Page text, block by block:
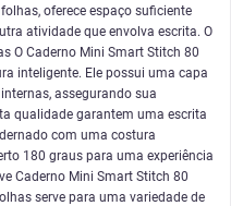
oferece espaço suficiente
atividade que envolva escrita. O
O Caderno Mini Smart Stitch 80
inteligente. Ele possui uma capa
assegurando sua
qualidade garantem uma escrita
com uma costura
180 graus para uma experiência
Caderno Mini Smart Stitch 80
serve para uma variedade de